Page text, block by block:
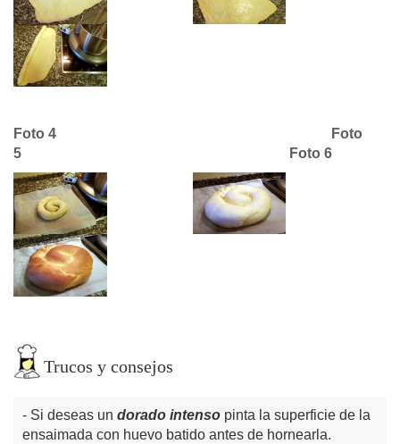
Foto 4
Foto
5
Foto 6
Trucos y consejos
Si deseas un dorado intenso pinta la superficie de la
ensaimada con huevo batido antes de hornearla.